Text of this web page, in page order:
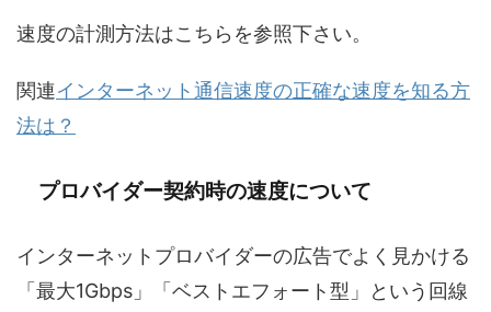
速度の計測方法はこちらを参照下さい。
関連インターネット通信速度の正確な速度を知る方
法は？
プロバイダー契約時の速度について
インターネットプロバイダーの広告でよく見かける
「最大1Gbps」「ベストエフォート型」という回線